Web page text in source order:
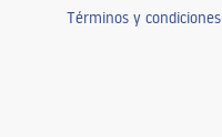
Términos y condiciones